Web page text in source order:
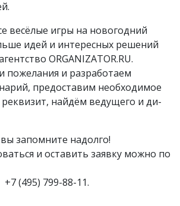
весёлые игры на новогодний
идей и интересных решений
ORGANIZATOR.RU.
и разработаем
предоставим необходимое
найдём ведущего и ди-
запомните надолго!
и оставить заявку можно по
+7 (495) 799-88-11.